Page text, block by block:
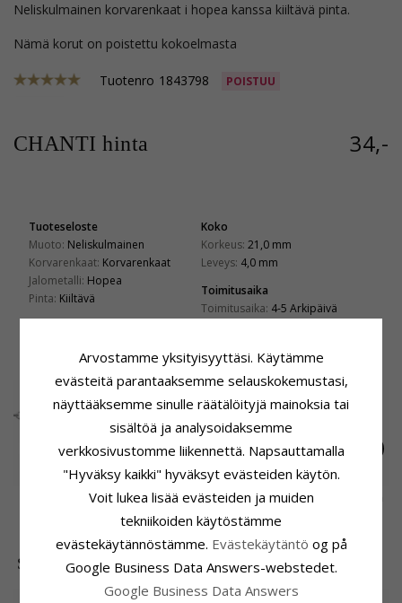
neliskulmainen korvarenkaat i hopea kanssa kiiltävä pinta.
Nämä korut on poistettu kokoelmasta
Tuotenro 1843798 POISTUU
CHANTI hinta 34,-
Tuoteseloste
Muoto: Neliskulmainen
Korvarenkaat: Korvarenkaat
Jalometalli: Hopea
Pinta: Kiiltävä
Koko
Korkeus: 21,0 mm
Leveys: 4,0 mm
Toimitusaika
Toimitusaika: 4-5 Arkipäivä
ASIAKKAAT OSTAVAT MYÖS
Sydän nilkkaketju
Päivänkakkara
rosoisuus - Maggie
CHANTI hinta 45,-
Nilkkaketju hopeaa
SUOSITUIMMAT TUOTTEET LUOKASSA
Arvostamme yksityisyyttäsi. Käytämme
evästeitä parantaaksemme selauskokemustasi,
näyttääksemme sinulle räätälöityjä mainoksia tai
sisältöä ja analysoidaksemme
verkkosivustomme liikennettä. Napsauttamalla
"Hyväksy kaikki" hyväksyt evästeiden käytön.
Voit lukea lisää evästeiden ja muiden
tekniikoiden käytöstämme
evästekäytännöstämme. Evästekäytäntö og på
Google Business Data Answers-webstedet.
Google Business Data Answers